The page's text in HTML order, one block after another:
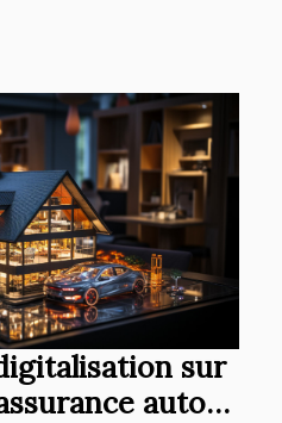
sur
auto